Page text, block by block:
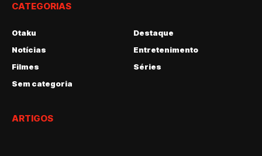
CATEGORIAS
Otaku
Destaque
Notícias
Entretenimento
Filmes
Séries
Sem categoria
ARTIGOS